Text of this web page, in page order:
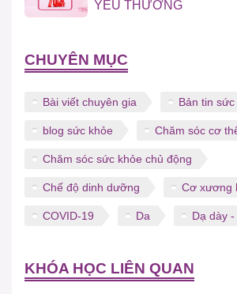
YÊU THƯƠNG
CHUYÊN MỤC
Bài viết chuyên gia Bản tin sức
blog sức khỏe Chăm sóc cơ
Chăm sóc sức khỏe chủ động
Chế độ dinh dưỡng Cơ xương
COVID-19 Da Dạ dày
KHÓA HỌC LIÊN QUAN